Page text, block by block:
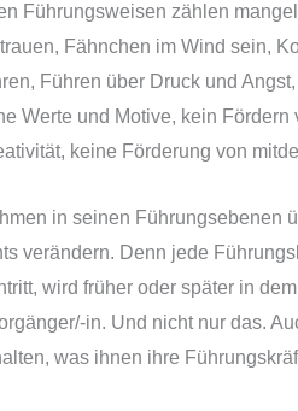
Führungsweisen zählen
Fähnchen im Wind sein,
Führen über Druck und
Werte und Motive, kein
keine Förderung von
in seinen Führungsebenen
verändern. Denn jede
wird früher oder später in
in. Und nicht nur das.
was ihnen ihre